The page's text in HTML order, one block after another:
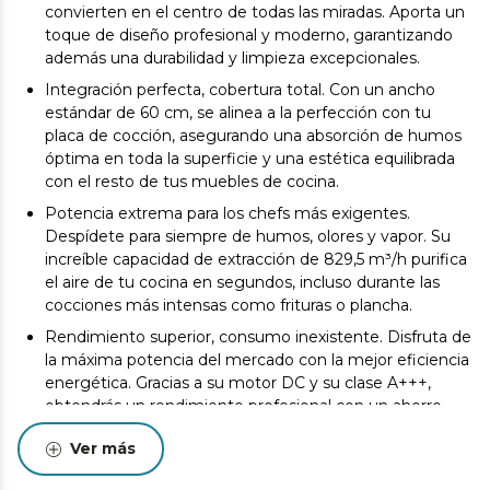
convierten en el centro de todas las miradas. Aporta un
toque de diseño profesional y moderno, garantizando
además una durabilidad y limpieza excepcionales.
Integración perfecta, cobertura total. Con un ancho
estándar de 60 cm, se alinea a la perfección con tu
placa de cocción, asegurando una absorción de humos
óptima en toda la superficie y una estética equilibrada
con el resto de tus muebles de cocina.
Potencia extrema para los chefs más exigentes.
Despídete para siempre de humos, olores y vapor. Su
increíble capacidad de extracción de 829,5 m³/h purifica
el aire de tu cocina en segundos, incluso durante las
cocciones más intensas como frituras o plancha.
Rendimiento superior, consumo inexistente. Disfruta de
la máxima potencia del mercado con la mejor eficiencia
energética. Gracias a su motor DC y su clase A+++,
obtendrás un rendimiento profesional con un ahorro
drástico en tu factura de la luz. Potencia y sostenibilidad
de la mano.
Ver más